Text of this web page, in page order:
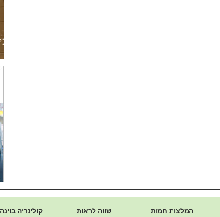
המלצות חמות שווה לראות קולינריה בוינה